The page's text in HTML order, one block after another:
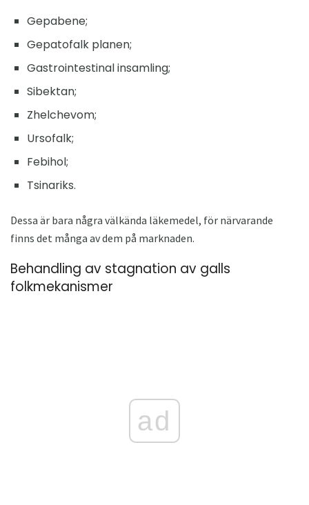
Gepabene;
Gepatofalk planen;
Gastrointestinal insamling;
Sibektan;
Zhelchevom;
Ursofalk;
Febihol;
Tsinariks.
Dessa är bara några välkända läkemedel, för närvarande
finns det många av dem på marknaden.
Behandling av stagnation av galls
folkmekanismer
ad